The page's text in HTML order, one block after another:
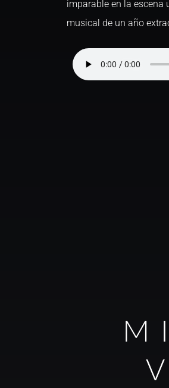
imparable en la escena
musical de un año